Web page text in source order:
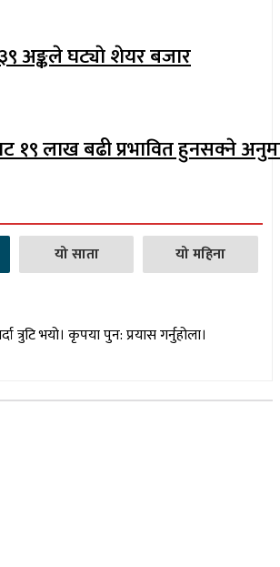
अङ्कले घट्याे शेयर बजार
१९ लाख बढी प्रभावित हुनसक्ने
यो साता यो महिना
त्रुटि भयो। कृपया पुन: प्रयास गर्नुहोला।